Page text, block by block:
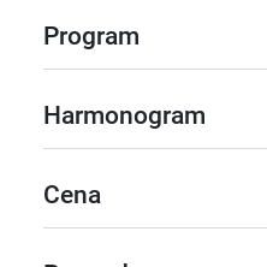
Program
Harmonogram
Cena